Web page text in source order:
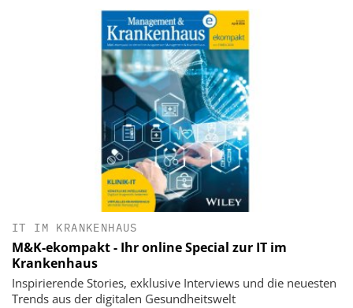
IT IM KRANKENHAUS
M&K-ekompakt - Ihr online Special zur IT im
Krankenhaus
Inspirierende Stories, exklusive Interviews und die neuesten
Trends aus der digitalen Gesundheitswelt